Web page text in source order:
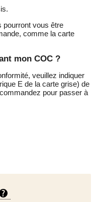
pourront vous être
comme la carte
mon COC ?
veuillez indiquer
E de la carte grise) de
pour passer à